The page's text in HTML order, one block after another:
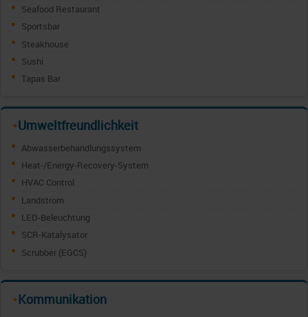
Seafood Restaurant
Sportsbar
Steakhouse
Sushi
Tapas Bar
✦Umweltfreundlichkeit
Abwasserbehandlungssystem
Heat-/Energy-Recovery-System
HVAC Control
Landstrom
LED-Beleuchtung
SCR-Katalysator
Scrubber (EGCS)
✦Kommunikation